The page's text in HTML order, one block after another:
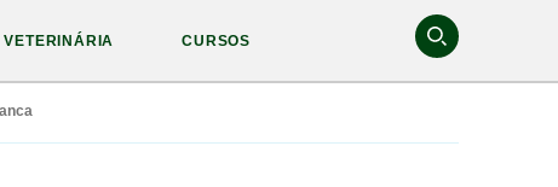
VETERINÁRIA CURSOS